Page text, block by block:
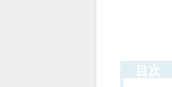
目次